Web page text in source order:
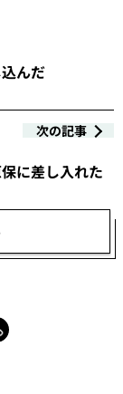
んだ
次の記事
に差し入れた